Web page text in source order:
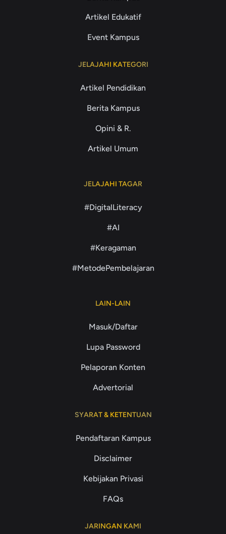
Artikel Edukatif
Event Kampus
JELAJAHI KATEGORI
Artikel Pendidikan
Berita Kampus
Opini & R.
Artikel Umum
JELAJAHI TAGAR
#DigitalLiteracy
#AI
#Keragaman
#MetodePembelajaran
LAIN-LAIN
Masuk/Daftar
Lupa Password
Pelaporan Konten
Advertorial
SYARAT & KETENTUAN
Pendaftaran Kampus
Disclaimer
Kebijakan Privasi
FAQs
JARINGAN KAMI